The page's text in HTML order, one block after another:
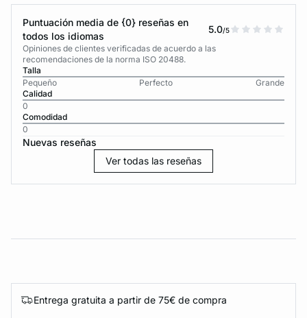
Puntuación media de {0} reseñas en
todos los idiomas
5.0/5
Opiniones de clientes verificadas de acuerdo a las
recomendaciones de la norma ISO 20488.
Talla
Pequeño
Perfecto
Grande
Calidad
0
Comodidad
0
Nuevas reseñas
Ver todas las reseñas
Entrega gratuita a partir de 75€ de compra